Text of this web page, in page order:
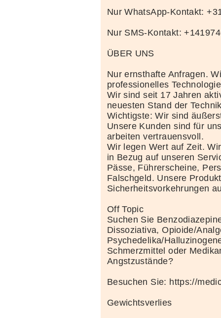
Nur WhatsApp-Kontakt:
Nur SMS-Kontakt:
ÜBER UNS
Nur ernsthafte Anfragen.
professionelles
Wir sind seit 17 Jahren
neuesten Stand der
Wichtigste: Wir sind
Unsere Kunden sind für
arbeiten vertrauensvoll.
Wir legen Wert auf Zeit.
in Bezug auf unseren
Pässe, Führerscheine,
Falschgeld. Unsere
Sicherheitsvorkehrungen
Off Topic
Suchen Sie
Dissoziativa, Opioide/
Psychedelika/
Schmerzmittel oder
Angstzustände?
Besuchen Sie: https://
Gewichtsverlies